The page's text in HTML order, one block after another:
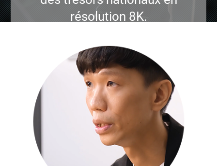
résolution 8K.